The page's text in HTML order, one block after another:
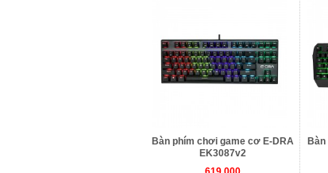
Bàn phím chơi game cơ E-DRA
EK3087v2